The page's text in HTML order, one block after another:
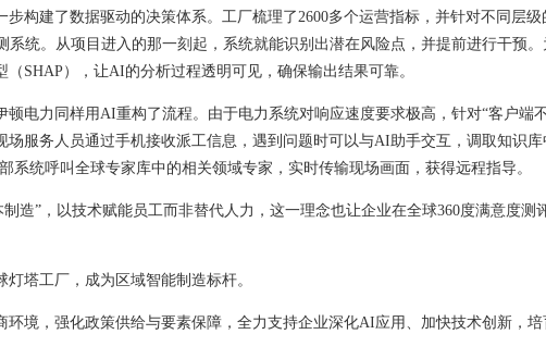
构建了数据驱动的决策体系。工厂梳理了2600多个运营指标，并针对不同层级
统。从项目进入的那一刻起，系统就能识别出潜在风险点，并提前进行干预。
SHAP），让AI的分析过程透明可见，确保输出结果可靠。
电力同样用AI重构了流程。由于电力系统对响应速度要求极高，针对“客户端
场服务人员通过手机接收派工信息，遇到问题时可以与AI助手交互，调取知识
系统呼叫全球专家库中的相关领域专家，实时传输现场画面，获得远程指导。
造”，以技术赋能员工而非替代人力，这一理念也让企业在全球360度满意度测
塔工厂，成为区域智能制造标杆。
环境，强化政策供给与要素保障，全力支持企业深化AI应用、加快技术创新，